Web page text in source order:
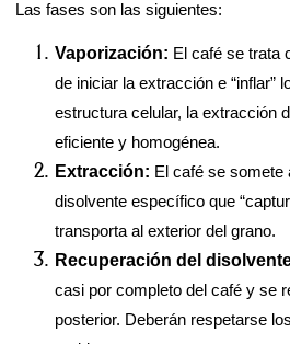
Las fases son las siguientes:
Vaporización: El café se trata
de iniciar la extracción e “inflar”
estructura celular, la extracción
eficiente y homogénea.
Extracción: El café se somete
disolvente específico que
transporta al exterior del grano.
Recuperación del
casi por completo del café y se
posterior. Deberán respetarse